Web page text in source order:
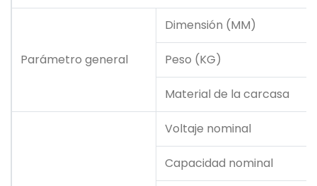
Parámetro general
Dimensión (MM)
Peso (KG)
Material de la carcasa
Voltaje nominal
Capacidad nominal